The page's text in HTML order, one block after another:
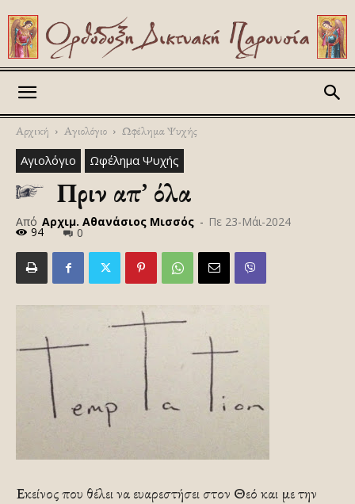
Αρχική Αγιολόγιο Ωφέλημα Ψυχής
Αγιολόγιο Ωφέλημα Ψυχής
Πριν απ’ όλα
Από Αρχιμ. Αθανάσιος Μισσός - Πε 23-Μάι-2024
94 0
Εκείνος που θέλει να ευαρεστήσει στον Θεό και με την